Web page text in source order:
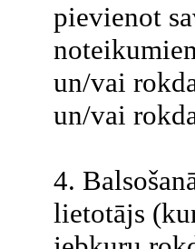
pievienot
un/vai
un/vai
4.
lietotājs